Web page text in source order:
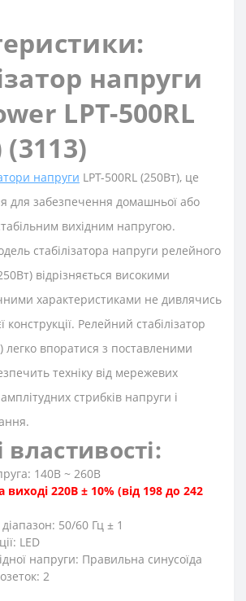
напруги
LPT-500RL
напруги LPT-500RL (250Вт), це
для забезпечення домашньої або
вихідним напругою.
стабілізатора напруги релейного
відрізняється високими
характеристиками не дивлячись
конструкції. Релейний стабілізатор
легко впоратися з поставленими
техніку від мережевих
стрибків напруги і
140В ~ 260В
виході 220В ± 10% (від 198 до 242
50/60 Гц ± 1
LED
напруги: Правильна синусоїда
2